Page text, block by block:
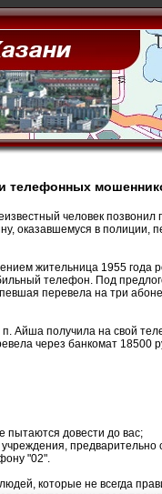
телефонных
человек
оказавшемуся в полиции,
жительница 1955 года
телефон. Под
перевела на три
Айша получила на свой
через банкомат 18500
пытаются довести до вас;
предварительно
"02".
которые не всегда